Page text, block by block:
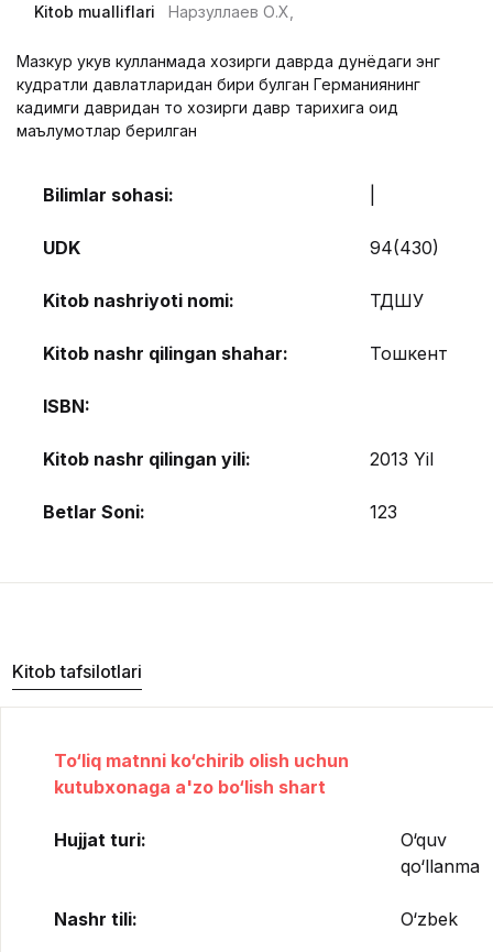
Kitob mualliflari Нарзуллаев О.Х,
Мазкур укув кулланмада хозирги даврда дунёдаги энг
кудратли давлатларидан бири булган Германиянинг
кадимги давридан то хозирги давр тарихига оид
маълумотлар берилган
Bilimlar sohasi:
UDK 94(430)
Kitob nashriyoti nomi: ТДШУ
Kitob nashr qilingan shahar: Тошкент
ISBN:
Kitob nashr qilingan yili: 2013 Yil
Betlar Soni: 123
Kitob tafsilotlari
To‘liq matnni ko‘chirib olish uchun
kutubxonaga a'zo bo‘lish shart
Hujjat turi:
O‘quv
qo‘llanma
Nashr tili: O‘zbek